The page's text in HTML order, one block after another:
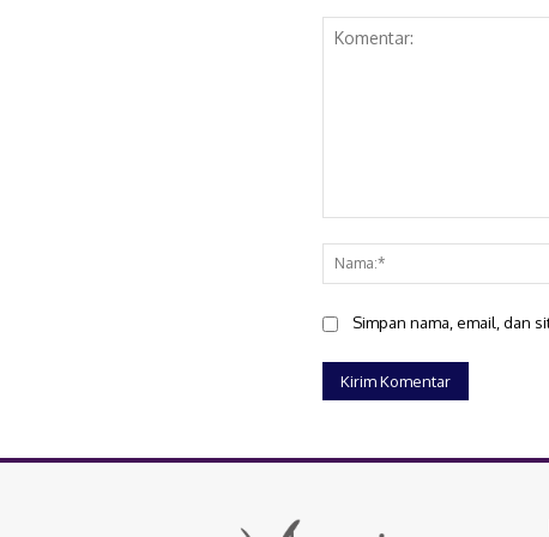
Simpan nama, email, dan